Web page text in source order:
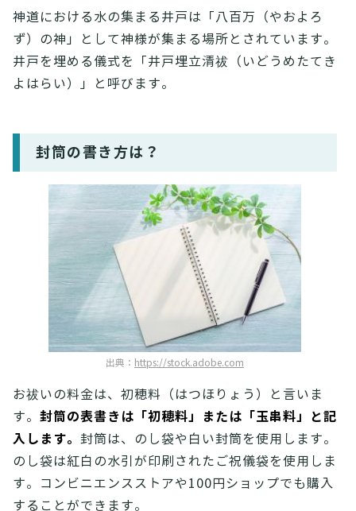
神道における水の集まる井戸は「八百万（やおよろ
ず）の神」として神様が集まる場所とされています。
井戸を埋める儀式を「井戸埋立清祓（いどうめたてき
よはらい）」と呼びます。
封筒の書き方は？
出典： https://stock.adobe.com
お祓いの料金は、初穂料（はつほりょう）と言いま
す。 封筒の表書きは「初穂料」または「玉串料」と記
入します。 封筒は、のし袋や白い封筒を使用します。
のし袋は紅白の水引が印刷されたご祝儀袋を使用しま
す。コンビニエンスストアや100円ショップでも購入
することができます。